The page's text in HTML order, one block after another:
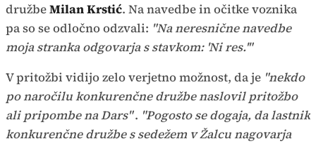
družbeMilan Krstić. Na navedbe in očitke voznika
pa so se odločno odzvali: "Na neresnične navedbe
moja stranka odgovarja s stavkom: 'Ni res.'"
V pritožbi vidijo zelo verjetno možnost, da je "nekdo
po naročilu konkurenčne družbe naslovil pritožbo
ali pripombe na Dars". "Pogosto se dogaja, da lastnik
konkurenčne družbe s sedežem v Žalcu nagovarja